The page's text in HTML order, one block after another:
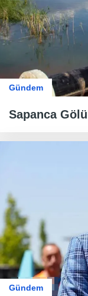
Gündem
Sapanca
Gündem